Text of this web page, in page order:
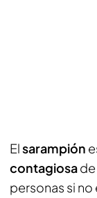
Elsarampión
contagiosa
personas si no